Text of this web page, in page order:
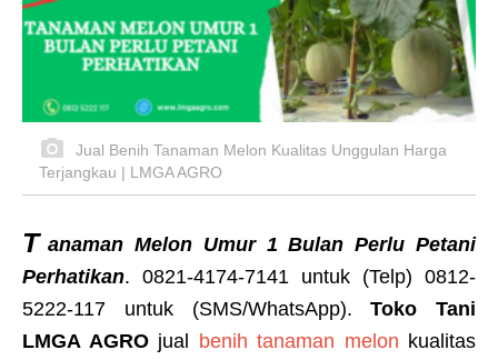
Jual Benih Tanaman Melon Kualitas Unggulan Harga
Terjangkau | LMGA AGRO
T anaman Melon Umur 1 Bulan Perlu Petani
Perhatikan. 0821-4174-7141 untuk (Telp) 0812-
5222-117 untuk (SMS/WhatsApp).Toko Tani
LMGA AGROjual benih tanaman melon kualitas